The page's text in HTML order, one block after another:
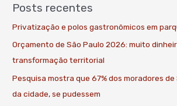
Posts recentes
Privatização e polos gastronômicos em
Orçamento de São Paulo 2026: muito
transformação territorial
Pesquisa mostra que 67% dos moradores de
da cidade, se pudessem